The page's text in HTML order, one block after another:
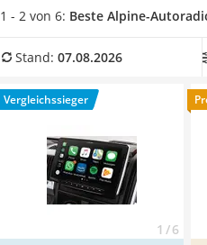
Autobatterie-Ladegerät
Starthilfe mit Kompressor
Alkoholtester
Diesel-Additiv
Wagenheber
bleibt keiner Ihrer Wünsche
Lenkradfernbedienung
der Fahrtund sind, diversen
sicher unterwegs. Überzeugt
besonders das Modell
seinen Eigenschaften.
1 - 2 von 6: Beste Alpine-
Stand: 07.08.2026
Vergleichssieger
1 / 6